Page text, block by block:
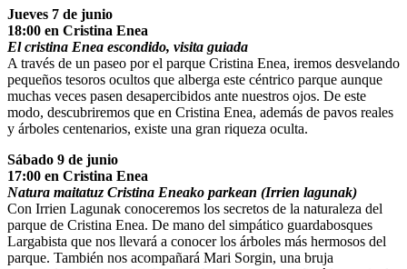
Jueves 7 de junio
18:00 en Cristina Enea
El cristina Enea escondido, visita guiada
A través de un paseo por el parque Cristina Enea, iremos desvelando
pequeños tesoros ocultos que alberga este céntrico parque aunque
muchas veces pasen desapercibidos ante nuestros ojos. De este
modo, descubriremos que en Cristina Enea, además de pavos reales
y árboles centenarios, existe una gran riqueza oculta.
Sábado 9 de junio
17:00 en Cristina Enea
Natura maitatuz Cristina Eneako parkean (Irrien lagunak)
Con Irrien Lagunak conoceremos los secretos de la naturaleza del
parque de Cristina Enea. De mano del simpático guardabosques
Largabista que nos llevará a conocer los árboles más hermosos del
parque. También nos acompañará Mari Sorgin, una bruja